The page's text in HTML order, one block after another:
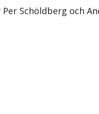
Schöldberg och